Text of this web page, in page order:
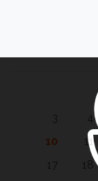
3
4
10
11
17
18